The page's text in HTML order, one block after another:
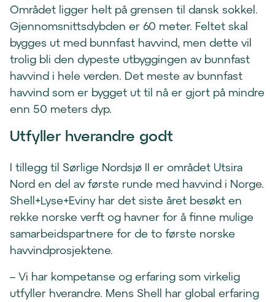
Området ligger helt på grensen til dansk sokkel.
Gjennomsnittsdybden er 60 meter. Feltet skal
bygges ut med bunnfast havvind, men dette vil
trolig bli den dypeste utbyggingen av bunnfast
havvind i hele verden. Det meste av bunnfast
havvind som er bygget ut til nå er gjort på mindre
enn 50 meters dyp.
Utfyller hverandre godt
I tillegg til Sørlige Nordsjø II er området Utsira
Nord en del av første runde med havvind i Norge.
Shell+Lyse+Eviny har det siste året besøkt en
rekke norske verft og havner for å finne mulige
samarbeidspartnere for de to første norske
havvindprosjektene.
– Vi har kompetanse og erfaring som virkelig
utfyller hverandre. Mens Shell har global erfaring